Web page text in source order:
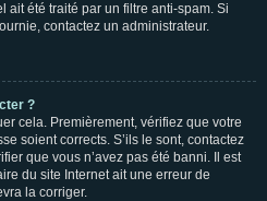
ait été traité par un filtre anti-spam. Si
contactez un administrateur.
?
cela. Premièrement, vérifiez que votre
soient corrects. S’ils le sont, contactez
que vous n’avez pas été banni. Il est
du site Internet ait une erreur de
la corriger.